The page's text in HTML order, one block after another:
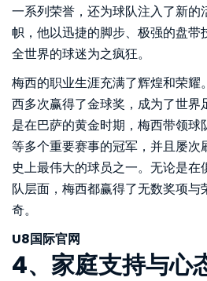
一系列荣誉，还为球队注入了新的
帜，他以迅捷的脚步、极强的盘带
全世界的球迷为之疯狂。
梅西的职业生涯充满了辉煌和荣耀
西多次赢得了金球奖，成为了世界
是在巴萨的黄金时期，梅西带领
等多个重要赛事的冠军，并且屡次
史上最伟大的球员之一。无论是在
队层面，梅西都赢得了无数奖项与
奇。
U8国际官网
4、家庭支持与心